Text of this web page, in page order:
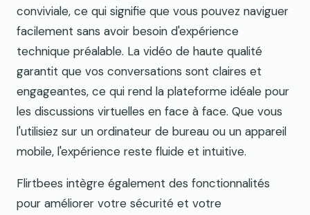
conviviale, ce qui signifie que vous pouvez naviguer
facilement sans avoir besoin d'expérience
technique préalable. La vidéo de haute qualité
garantit que vos conversations sont claires et
engageantes, ce qui rend la plateforme idéale pour
les discussions virtuelles en face à face. Que vous
l'utilisiez sur un ordinateur de bureau ou un appareil
mobile, l'expérience reste fluide et intuitive.
Flirtbees intègre également des fonctionnalités
pour améliorer votre sécurité et votre